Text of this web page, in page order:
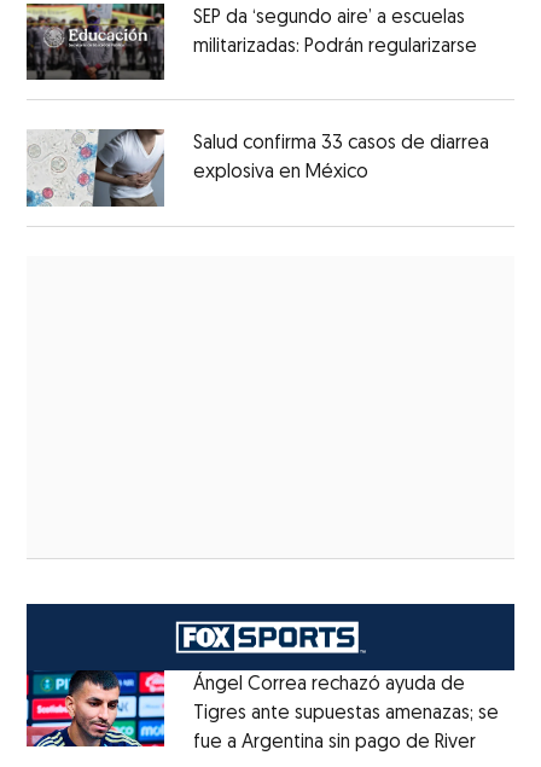
SEP da ‘segundo aire’ a escuelas
militarizadas: Podrán regularizarse
Salud confirma 33 casos de diarrea
explosiva en México
Ángel Correa rechazó ayuda de
Tigres ante supuestas amenazas; se
fue a Argentina sin pago de RiverOpens